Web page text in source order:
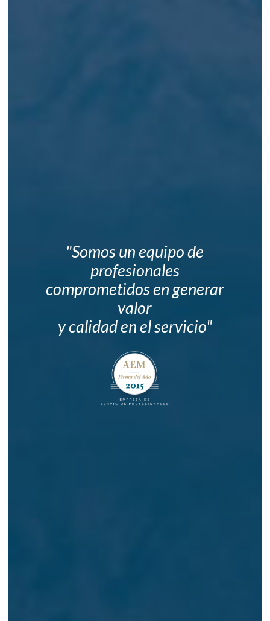
"Somos un equipo de
profesionales
comprometidos en generar
valor
y calidad en el servicio"